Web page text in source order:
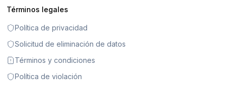
Términos legales
Política de privacidad
Solicitud de eliminación de datos
Términos y condiciones
Política de violación